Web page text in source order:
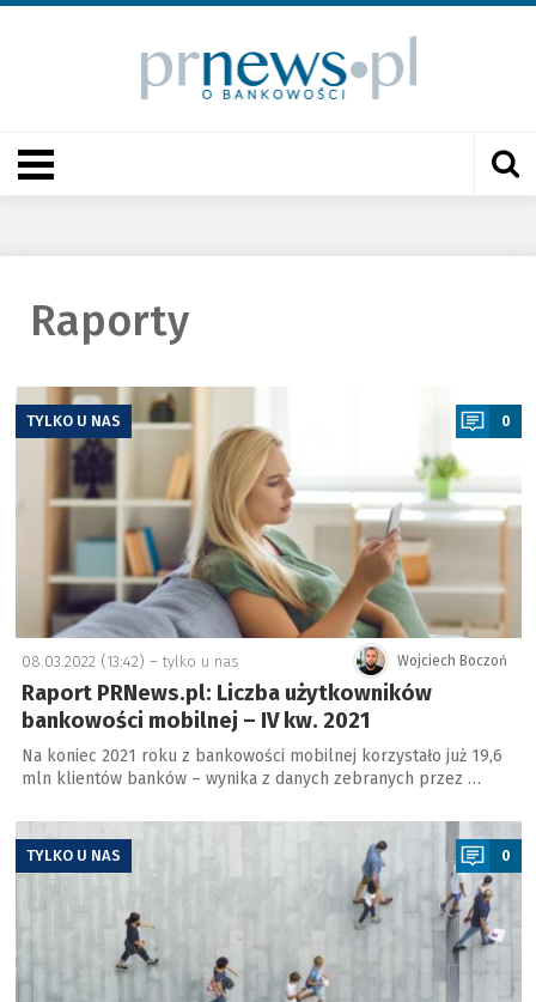
Raporty
a
TYLKO U NAS 0
Wojciech Boczoń
08.03.2022 (13:42) – tylko u nas
Raport PRNews.pl: Liczba użytkowników
bankowości mobilnej – IV kw. 2021
Na koniec 2021 roku z bankowości mobilnej korzystało już 19,6
mln klientów banków – wynika z danych zebranych przez …
a
TYLKO U NAS 0